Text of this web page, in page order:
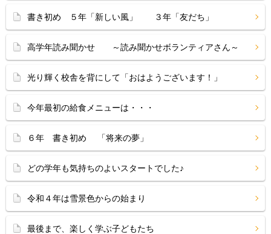
書き初め ５年「新しい風」 ３年「友だち」
高学年読み聞かせ ～読み聞かせボランティアさん～
光り輝く校舎を背にして「おはようございます！」
今年最初の給食メニューは・・・
６年 書き初め 「将来の夢」
どの学年も気持ちのよいスタートでした♪
令和４年は雪景色からの始まり
最後まで、楽しく学ぶ子どもたち